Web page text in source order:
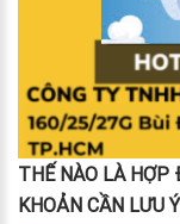
THẾ NÀO LÀ HỢP
KHOẢN CẦN LƯU